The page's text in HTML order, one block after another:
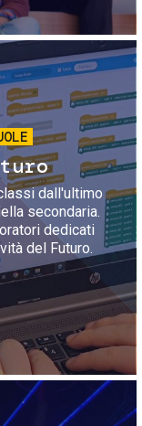
dall'ultimo
secondaria.
dedicati
del Futuro.